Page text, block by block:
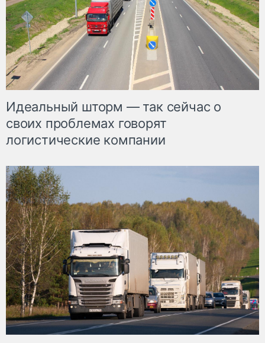
Идеальный шторм — так сейчас о
своих проблемах говорят
логистические компании